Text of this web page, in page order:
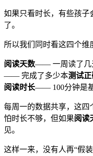
如果只看时长，有些孩子
了。
所以我们同时看这四个维
阅读天数—— 一周读了几
—— 完成了多少本测试
阅读时长—— 100分钟是
每周一的数据共享，这四
怕时长不够，但如果阅读
见。
这样一来，没有人再“假装